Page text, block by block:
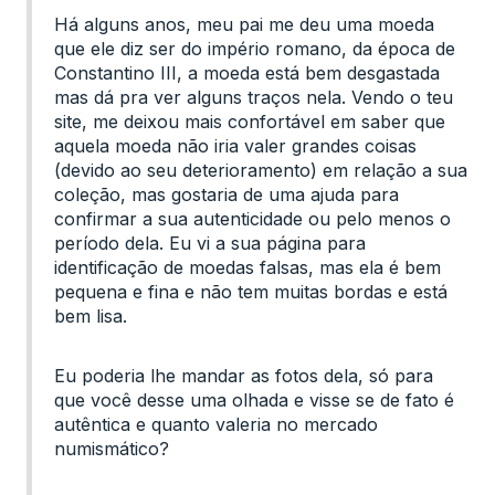
Há alguns anos, meu pai me deu uma moeda
que ele diz ser do império romano, da época de
Constantino III, a moeda está bem desgastada
mas dá pra ver alguns traços nela. Vendo o teu
site, me deixou mais confortável em saber que
aquela moeda não iria valer grandes coisas
(devido ao seu deterioramento) em relação a sua
coleção, mas gostaria de uma ajuda para
confirmar a sua autenticidade ou pelo menos o
período dela. Eu vi a sua página para
identificação de moedas falsas, mas ela é bem
pequena e fina e não tem muitas bordas e está
bem lisa.
Eu poderia lhe mandar as fotos dela, só para
que você desse uma olhada e visse se de fato é
autêntica e quanto valeria no mercado
numismático?